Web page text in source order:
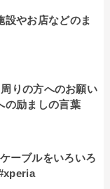
設やお店などのま
りの方へのお願い
の励ましの言葉
ーブルをいろいろ